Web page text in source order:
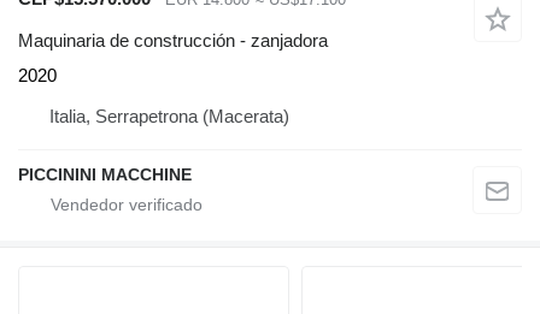
Maquinaria de construcción - zanjadora
2020
Italia, Serrapetrona (Macerata)
PICCININI MACCHINE